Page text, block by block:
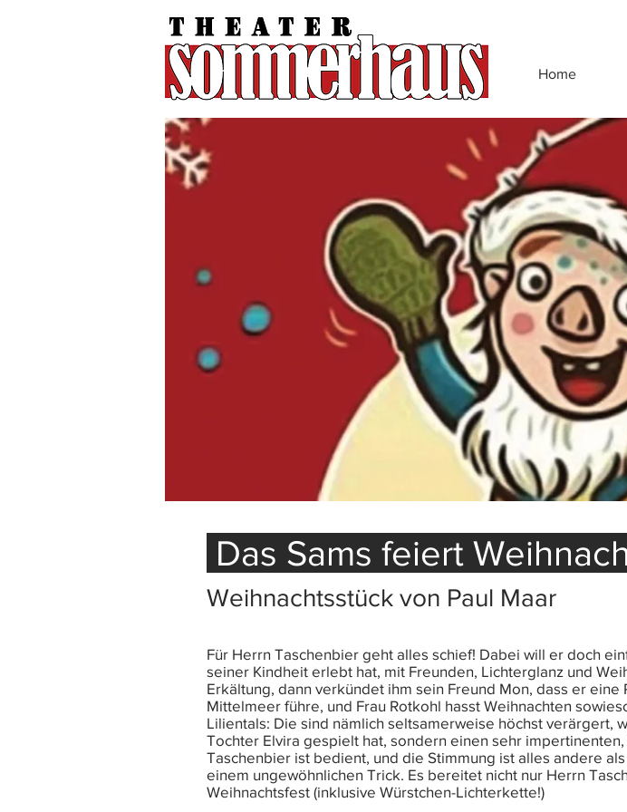
Home
Das Sams feiert
Weihnachtsstück von Paul Maar
Für Herrn Taschenbier geht alles schief! Dabei will er doch
seiner Kindheit erlebt hat, mit Freunden, Lichterglanz und
Erkältung, dann verkündet ihm sein Freund Mon, dass er
Mittelmeer führe, und Frau Rotkohl hasst Weihnachten
Lilientals: Die sind nämlich seltsamerweise höchst verärgert,
Tochter Elvira gespielt hat, sondern einen sehr
Taschenbier ist bedient, und die Stimmung ist alles andere
einem ungewöhnlichen Trick. Es bereitet nicht nur Herrn
Weihnachtsfest (inklusive Würstchen-Lichterkette!)